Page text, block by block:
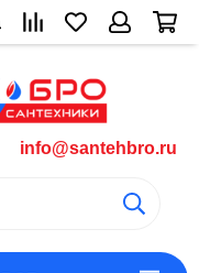
info@santehbro.ru